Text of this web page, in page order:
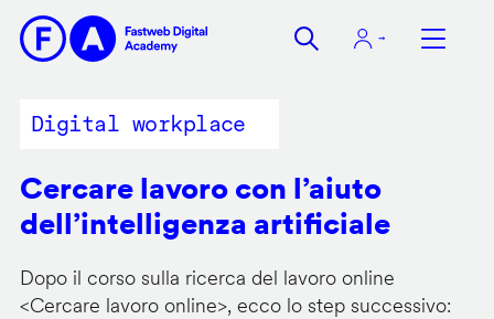
contenuto
Digital workplace
Cercare lavoro con l’aiuto
dell’intelligenza artificiale
Dopo il corso sulla ricerca del lavoro online
<Cercare lavoro online>, ecco lo step successivo: